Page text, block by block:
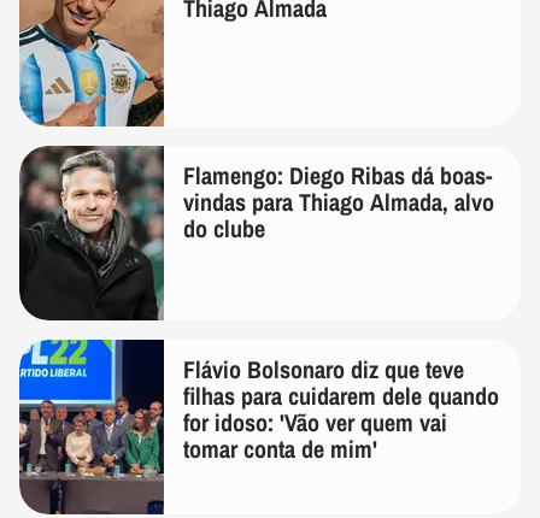
Thiago Almada
Flamengo: Diego Ribas dá boas-
vindas para Thiago Almada, alvo
do clube
Flávio Bolsonaro diz que teve
filhas para cuidarem dele quando
for idoso: 'Vão ver quem vai
tomar conta de mim'